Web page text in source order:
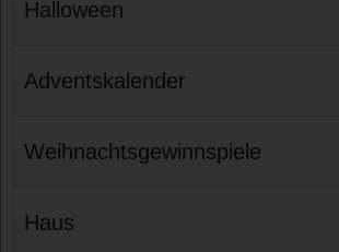
Halloween
Adventskalender
Weihnachtsgewinnspiele
Haus